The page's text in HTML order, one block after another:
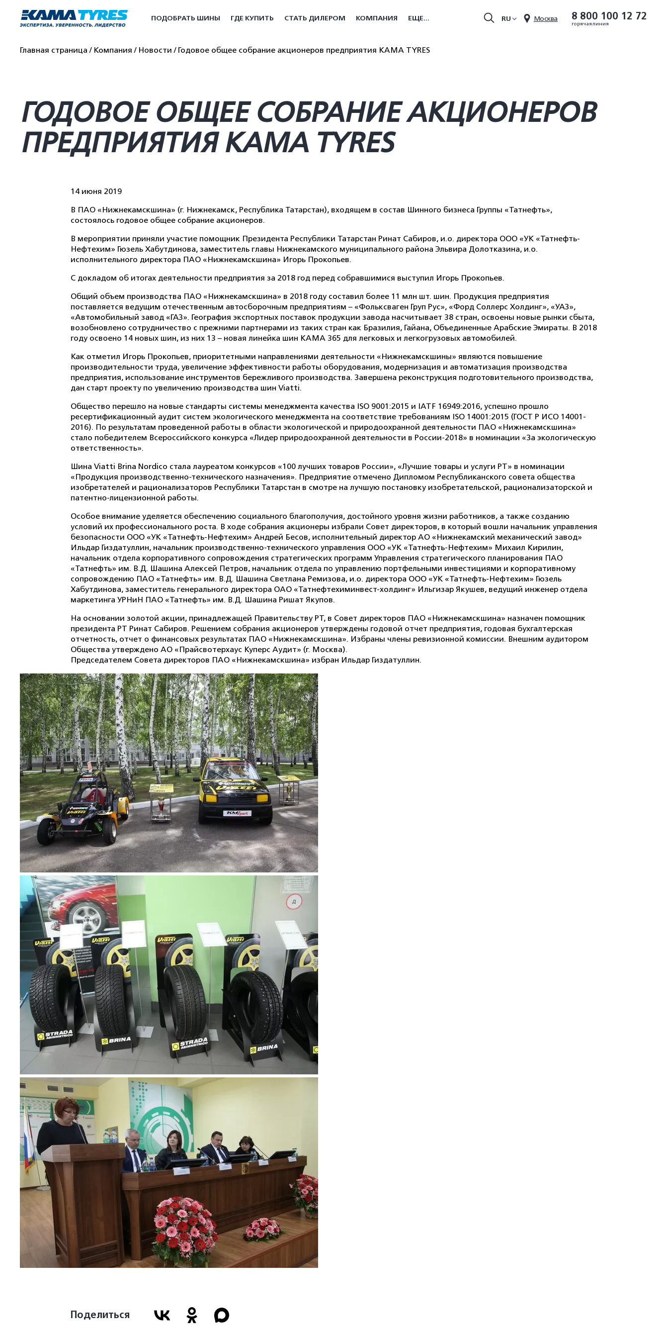
8 800 100 12 72
горячая линия
Москва
RU
ПОДОБРАТЬ ШИНЫ ГДЕ КУПИТЬ СТАТЬ ДИЛЕРОМ КОМПАНИЯ ЕЩЕ...
Главная страница Компания Новости Годовое общее собрание акционеров предприятия KAMA TYRES
ГОДОВОЕ ОБЩЕЕ СОБРАНИЕ АКЦИОНЕРОВ
ПРЕДПРИЯТИЯ KAMA TYRES
14 июня 2019
В ПАО «Нижнекамскшина» (г. Нижнекамск, Республика Татарстан), входящем в состав Шинного бизнеса Группы «Татнефть»,
состоялось годовое общее собрание акционеров.
В мероприятии приняли участие помощник Президента Республики Татарстан Ринат Сабиров, и.о. директора ООО «УК «Татнефть-
Нефтехим» Гюзель Хабутдинова, заместитель главы Нижнекамского муниципального района Эльвира Долотказина, и.о.
исполнительного директора ПАО «Нижнекамскшина» Игорь Прокопьев.
С докладом об итогах деятельности предприятия за 2018 год перед собравшимися выступил Игорь Прокопьев.
Общий объем производства ПАО «Нижнекамскшина» в 2018 году составил более 11 млн шт. шин. Продукция предприятия
поставляется ведущим отечественным автосборочным предприятиям – «Фольксваген Груп Рус», «Форд Соллерс Холдинг», «УАЗ»,
«Автомобильный завод «ГАЗ». География экспортных поставок продукции завода насчитывает 38 стран, освоены новые рынки сбыта,
возобновлено сотрудничество с прежними партнерами из таких стран как Бразилия, Гайана, Объединенные Арабские Эмираты. В 2018
году освоено 14 новых шин, из них 13 – новая линейка шин КАМА 365 для легковых и легкогрузовых автомобилей.
Как отметил Игорь Прокопьев, приоритетными направлениями деятельности «Нижнекамскшины» являются повышение
производительности труда, увеличение эффективности работы оборудования, модернизация и автоматизация производства
предприятия, использование инструментов бережливого производства. Завершена реконструкция подготовительного производства,
дан старт проекту по увеличению производства шин Viatti.
Общество перешло на новые стандарты системы менеджмента качества ISO 9001:2015 и IATF 16949:2016, успешно прошло
ресертификационный аудит систем экологического менеджмента на соответствие требованиям ISO 14001:2015 (ГОСТ Р ИСО 14001-
2016). По результатам проведенной работы в области экологической и природоохранной деятельности ПАО «Нижнекамскшина»
стало победителем Всероссийского конкурса «Лидер природоохранной деятельности в России-2018» в номинации «За экологическую
ответственность».
Шина Viatti Brina Nordico стала лауреатом конкурсов «100 лучших товаров России», «Лучшие товары и услуги РТ» в номинации
«Продукция производственно-технического назначения». Предприятие отмечено Дипломом Республиканского совета общества
изобретателей и рационализаторов Республики Татарстан в смотре на лучшую постановку изобретательской, рационализаторской и
патентно-лицензионной работы.
Особое внимание уделяется обеспечению социального благополучия, достойного уровня жизни работников, а также созданию
условий их профессионального роста. В ходе собрания акционеры избрали Совет директоров, в который вошли начальник управления
безопасности ООО «УК «Татнефть-Нефтехим» Андрей Бесов, исполнительный директор АО «Нижнекамский механический завод»
Ильдар Гиздатуллин, начальник производственно-технического управления ООО «УК «Татнефть-Нефтехим» Михаил Кирилин,
начальник отдела корпоративного сопровождения стратегических программ Управления стратегического планирования ПАО
«Татнефть» им. В.Д. Шашина Алексей Петров, начальник отдела по управлению портфельными инвестициями и корпоративному
сопровождению ПАО «Татнефть» им. В.Д. Шашина Светлана Ремизова, и.о. директора ООО «УК «Татнефть-Нефтехим» Гюзель
Хабутдинова, заместитель генерального директора ОАО «Татнефтехиминвест-холдинг» Ильгизар Якушев, ведущий инженер отдела
маркетинга УРНиН ПАО «Татнефть» им. В.Д. Шашина Ришат Якупов.
На основании золотой акции, принадлежащей Правительству РТ, в Совет директоров ПАО «Нижнекамскшина» назначен помощник
президента РТ Ринат Сабиров. Решением собрания акционеров утверждены годовой отчет предприятия, годовая бухгалтерская
отчетность, отчет о финансовых результатах ПАО «Нижнекамскшина». Избраны члены ревизионной комиссии. Внешним аудитором
Общества утверждено АО «Прайсвотерхаус Куперс Аудит» (г. Москва).
Председателем Совета директоров ПАО «Нижнекамскшина» избран Ильдар Гиздатуллин.
Поделиться